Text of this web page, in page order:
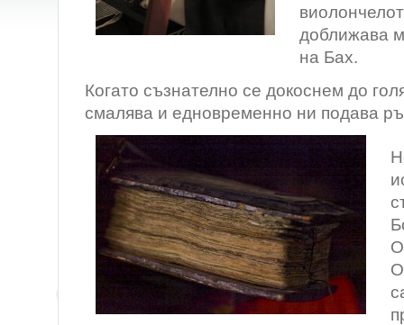
доближава
на Бах.
Когато съзнателно се докоснем до
смалява и едновременно ни подава